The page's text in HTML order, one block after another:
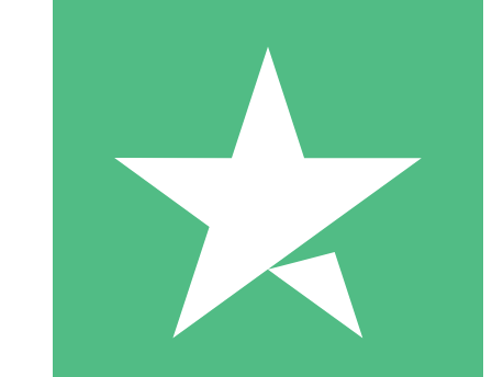
Packs de Crédits Individuels
Payez à l'utilisation avec des crédits de téléchargement. Sans
1 Téléchargement
10 00